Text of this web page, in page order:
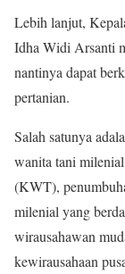
Lebih lanjut,
Idha Widi Arsanti
nantinya dapat
pertanian.
Salah satunya
wanita tani
(KWT),
milenial yang
wirausahawan
kewirausahaan